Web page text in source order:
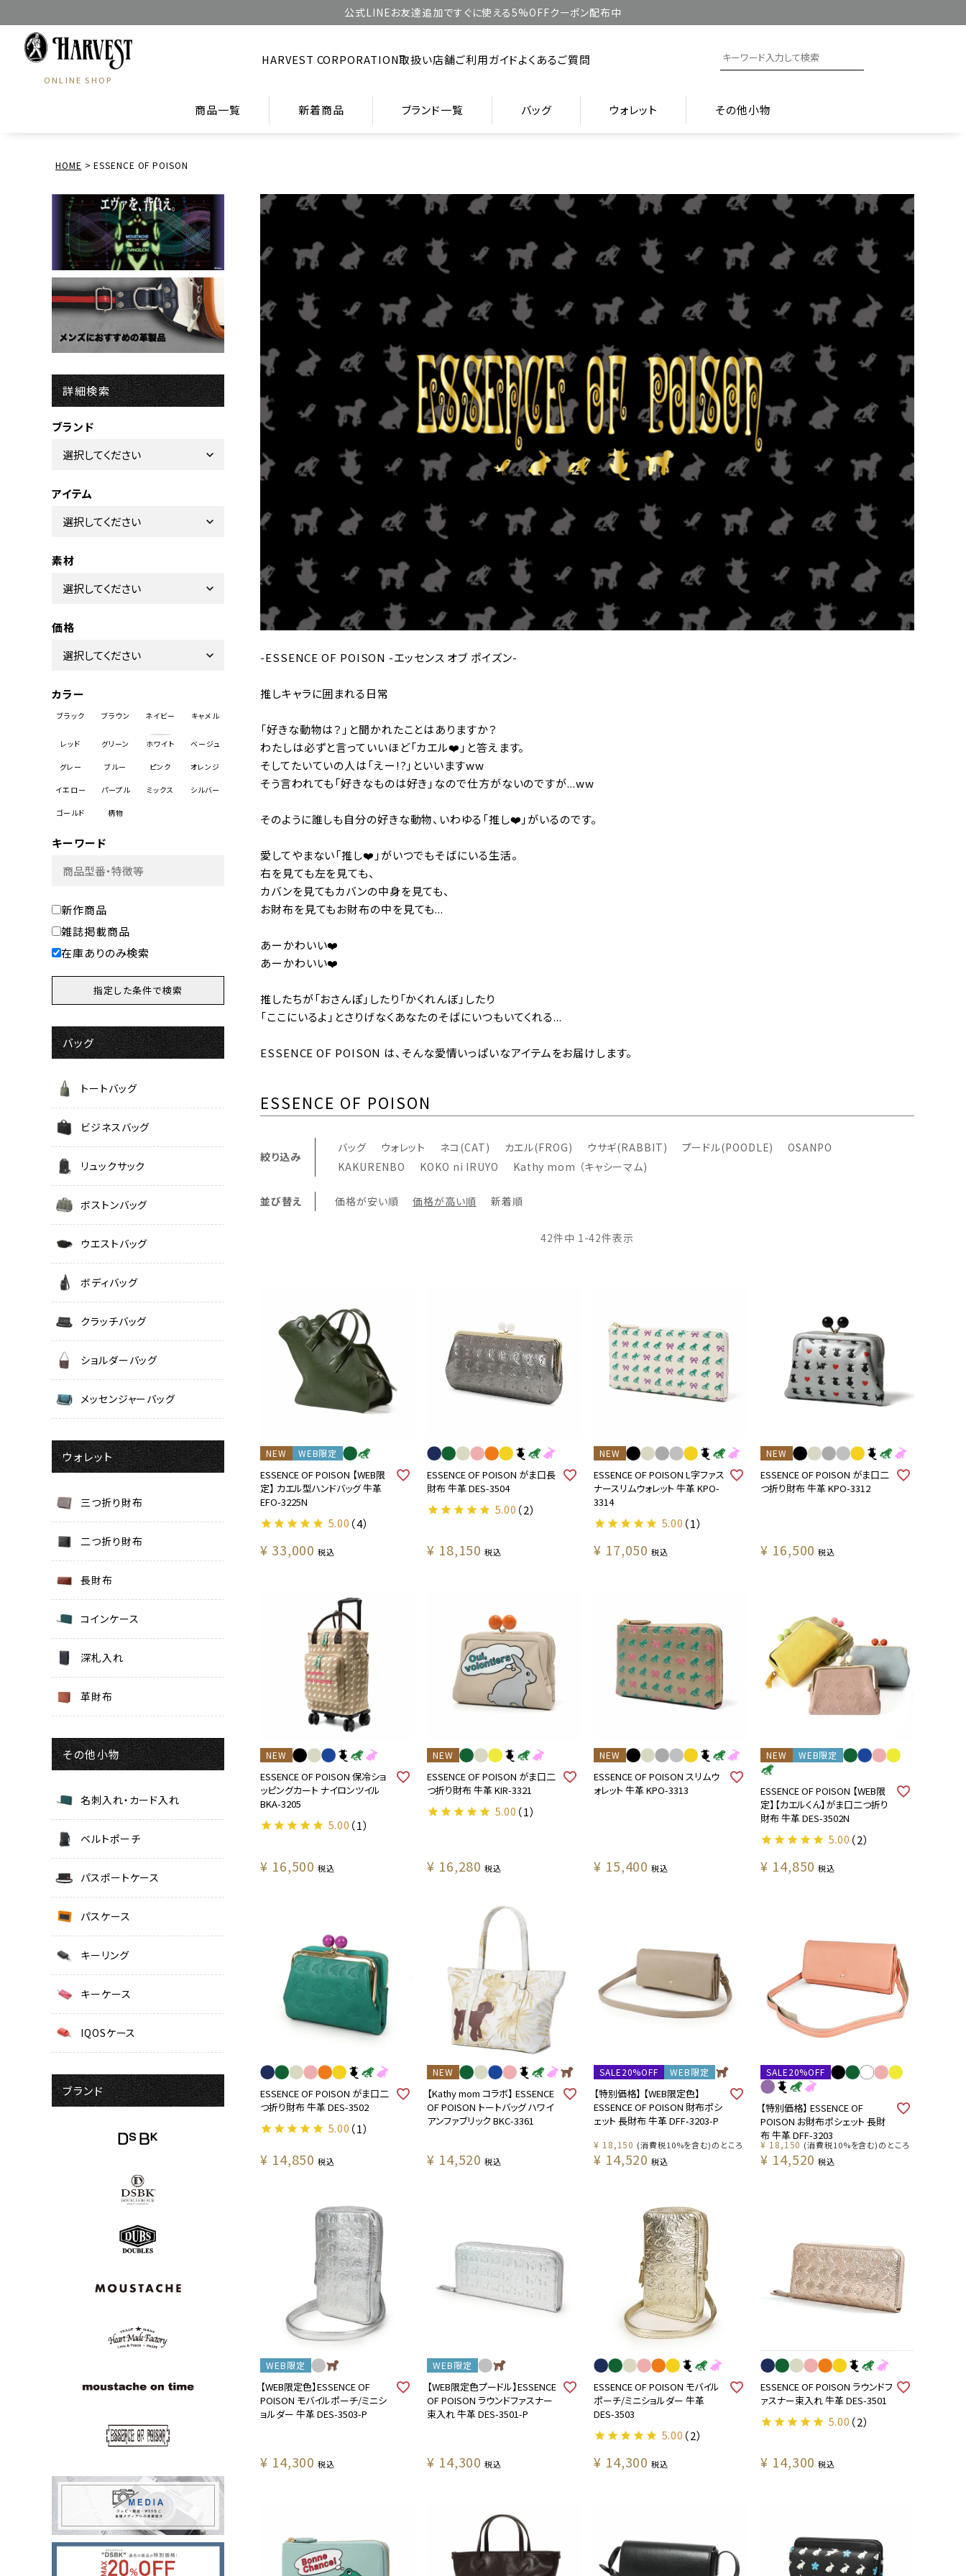
公式LINEお友達追加ですぐに使える5%OFFクーポン配布中
ONLINE SHOP
HARVEST CORPORATION取扱い店舗ご利用ガイドよくあるご質問
商品一覧 新着商品 ブランド一覧 バッグ ウォレット その他小物
HOME ESSENCE OF POISON
詳細検索
ブランド
アイテム
素材
価格
カラー
キーワード
新作商品
雑誌掲載商品
在庫ありのみ検索
バッグ
トートバッグ
ビジネスバッグ
リュックサック
ボストンバッグ
ウエストバッグ
ボディバッグ
クラッチバッグ
ショルダーバッグ
メッセンジャーバッグ
ウォレット
三つ折り財布
二つ折り財布
長財布
コインケース
深札入れ
革財布
その他小物
名刺入れ・カード入れ
ベルトポーチ
パスポートケース
パスケース
キーリング
キーケース
IQOSケース
ブランド
-ESSENCE OF POISON -エッセンス オブ ポイズン-
推しキャラに囲まれる日常
「好きな動物は？」と聞かれたことはありますか？
わたしは必ずと言っていいほど「カエル❤️」と答えます。
そしてたいていの人は「えー!?」といいますww
そう言われても「好きなものは好き」なので仕方がないのですが...ww
そのように誰しも自分の好きな動物、いわゆる「推し❤️」がいるのです。
愛してやまない「推し❤️」がいつでもそばにいる生活。
右を見ても左を見ても、
カバンを見てもカバンの中身を見ても、
お財布を見てもお財布の中を見ても...
あーかわいい❤️
あーかわいい❤️
推したちが「おさんぽ」したり「かくれんぼ」したり
「ここにいるよ」とさりげなくあなたのそばにいつもいてくれる...
ESSENCE OF POISON は、そんな愛情いっぱいなアイテムをお届けします。
ESSENCE OF POISON
絞り込み
バッグ ウォレット ネコ(CAT) カエル(FROG) ウサギ(RABBIT) プードル(POODLE)
OSANPO
KAKURENBO
KOKO ni IRUYO Kathy mom （キャシーマム)
並び替え 価格が安い順 価格が高い順 新着順
42件中 1 -42件表示
NEW WEB限定
ESSENCE OF POISON 【WEB限
定】 カエル型ハンドバッグ 牛革
EFO-3225N
¥ 33,000 税込
5.00 （4）
ESSENCE OF POISON がま口長
財布 牛革 DES-3504
¥ 18,150 税込
5.00 （2）
NEW
ESSENCE OF POISON L字ファス
ナースリムウォレット 牛革 KPO-
3314
¥ 17,050 税込
5.00 （1）
NEW
ESSENCE OF POISON がま口二
つ折り財布 牛革 KPO-3312
¥ 16,500 税込
NEW
ESSENCE OF POISON 保冷ショ
ッピングカート ナイロンツイル
BKA-3205
¥ 16,500 税込
5.00 （1）
NEW
ESSENCE OF POISON がま口二
つ折り財布 牛革 KIR-3321
¥ 16,280 税込
5.00 （1）
NEW
ESSENCE OF POISON スリムウ
ォレット 牛革 KPO-3313
¥ 15,400 税込
NEW WEB限定
ESSENCE OF POISON 【WEB限
定】【カエルくん】がま口二つ折り
財布 牛革 DES-3502N
¥ 14,850 税込
5.00 （2）
ESSENCE OF POISON がま口二
つ折り財布 牛革 DES-3502
¥ 14,850 税込
5.00 （1）
NEW
【Kathy mom コラボ】 ESSENCE
OF POISON トートバッグ ハワイ
アンファブリック BKC-3361
¥ 14,520 税込
SALE20%OFF WEB限定
【特別価格】 【WEB限定色】
ESSENCE OF POISON 財布ポシ
ェット 長財布 牛革 DFF-3203-P
¥ 18,150 (消費税10%を含む)のところ
¥ 14,520 税込
SALE20%OFF
【特別価格】 ESSENCE OF
POISON お財布ポシェット 長財
布 牛革 DFF-3203
¥ 18,150 (消費税10%を含む)のところ
¥ 14,520 税込
WEB限定
【WEB限定色】ESSENCE OF
POISON モバイルポーチ/ミニシ
ョルダー 牛革 DES-3503-P
¥ 14,300 税込
WEB限定
【WEB限定色プードル】ESSENCE
OF POISON ラウンドファスナー
束入れ 牛革 DES-3501-P
¥ 14,300 税込
ESSENCE OF POISON モバイル
ポーチ/ミニショルダー 牛革
DES-3503
¥ 14,300 税込
5.00 （2）
ESSENCE OF POISON ラウンドフ
ァスナー束入れ 牛革 DES-3501
¥ 14,300 税込
5.00 （2）